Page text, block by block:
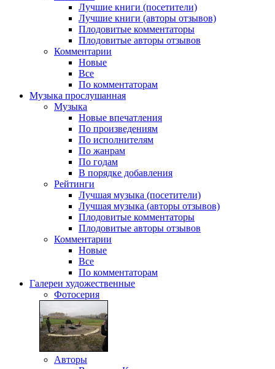
Лучшие книги (посетители)
Лучшие книги (авторы отзывов)
Плодовитые комментаторы
Плодовитые авторы отзывов
Комментарии
Новые
Все
По комментаторам
Музыка прослушанная
Музыка
Новые впечатления
По произведениям
По исполнителям
По жанрам
По годам
В порядке добавления
Рейтинги
Лучшая музыка (посетители)
Лучшая музыка (авторы отзывов)
Плодовитые комментаторы
Плодовитые авторы отзывов
Комментарии
Новые
Все
По комментаторам
Галереи художественные
Фотосерия
Авторы